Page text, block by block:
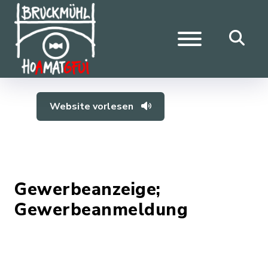
Website vorlesen
Gewerbeanzeige;
Gewerbeanmeldung